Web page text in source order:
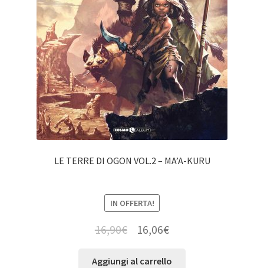
LE TERRE DI OGON VOL.2 – MA’A-KURU
IN OFFERTA!
16,90€ 16,06€
Aggiungi al carrello